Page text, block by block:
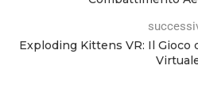
Exploding Kittens VR: Il Gioco